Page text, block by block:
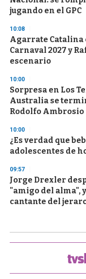
jugando en el GPC
10:08
Agarrate Catalina
Carnaval 2027 y
escenario
10:00
Sorpresa en Los
Australia se
Rodolfo Ambrosio
10:00
¿Es verdad que
adolescentes de
09:57
Jorge Drexler
"amigo del alma",
cantante del